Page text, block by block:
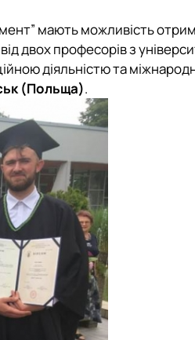
мають можливість
двох професорів з
діяльністю та
(Польща).